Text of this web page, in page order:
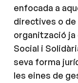
enfocada a
directives o de
organització ja
Social i
seva forma
les eines de